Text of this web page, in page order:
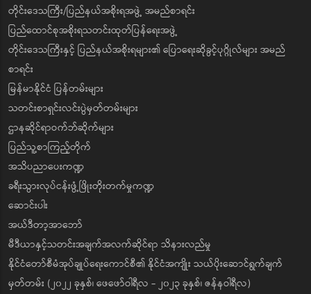
တိုင်းဒေသကြီး/ပြည်နယ်အစိုးရအဖွဲ့ အမည်စာရင်း
ပြည်ထောင်စုအစိုးရသတင်းထုတ်ပြန်ရေးအဖွဲ့
တိုင်းဒေသကြီးနှင့် ပြည်နယ်အစိုးရများ၏ ပြောရေးဆိုခွင့်ပုဂ္ဂိုလ်များ အမည်
စာရင်း
မြန်မာနိုင်ငံ ပြန်တမ်းများ
သတင်းစာရှင်းလင်းပွဲမှတ်တမ်းများ
ဌာနဆိုင်ရာဝက်ဘ်ဆိုက်များ
ပြည်သူ့စာကြည့်တိုက်
အသိပညာပေးကဏ္ဍ
ခရီးသွားလုပ်ငန်းဖွံ့ဖြိုးတိုးတက်မှုကဏ္ဍ
ဆောင်းပါး
အယ်ဒီတာ့အာဘော်
မီဒီယာနှင့်သတင်းအချက်အလက်ဆိုင်ရာ သိနားလည်မှု
နိုင်ငံတော်စီမံအုပ်ချုပ်ရေးကောင်စီ၏ နိုင်ငံအကျိုး သယ်ပိုးဆောင်ရွက်ချက်
မှတ်တမ်း (၂၀၂၂ ခုနှစ်၊ ဖေဖော်ဝါရီလ - ၂၀၂၃ ခုနှစ်၊ ဇန်နဝါရီလ)